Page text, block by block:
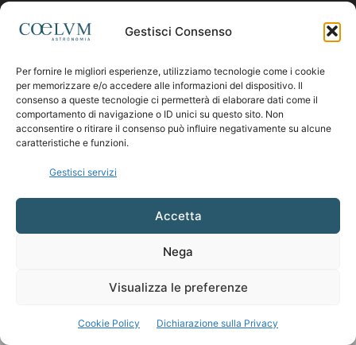
Gestisci Consenso
Per fornire le migliori esperienze, utilizziamo tecnologie come i cookie
per memorizzare e/o accedere alle informazioni del dispositivo. Il
consenso a queste tecnologie ci permetterà di elaborare dati come il
comportamento di navigazione o ID unici su questo sito. Non
acconsentire o ritirare il consenso può influire negativamente su alcune
caratteristiche e funzioni.
Gestisci servizi
Accetta
Nega
Visualizza le preferenze
Cookie Policy Dichiarazione sulla Privacy
Contattaci:coelumastro@coelum.com
SEGUICI